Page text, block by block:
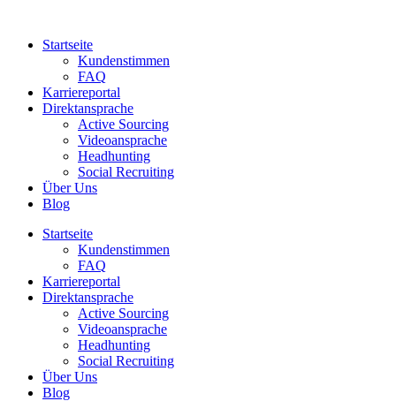
springenStartseite
Kundenstimmen
FAQ
Karriereportal
Direktansprache
Active Sourcing
Videoansprache
Headhunting
Social Recruiting
Über Uns
Blog
Startseite
Kundenstimmen
FAQ
Karriereportal
Direktansprache
Active Sourcing
Videoansprache
Headhunting
Social Recruiting
Über Uns
Blog